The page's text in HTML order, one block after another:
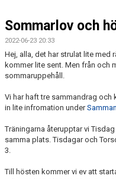
BILDGALLERI
DOKUMENT
Sommarlov och
2022-06-23 20:33
Hej, alla, det har strulat lite
kommer lite sent. Men från och
sommaruppehåll.
Vi har haft tre sammandrag och
in lite infromation under
Träningarna återupptar vi
samma plats. Tisdagar och
3.
Till hösten kommer vi ev att